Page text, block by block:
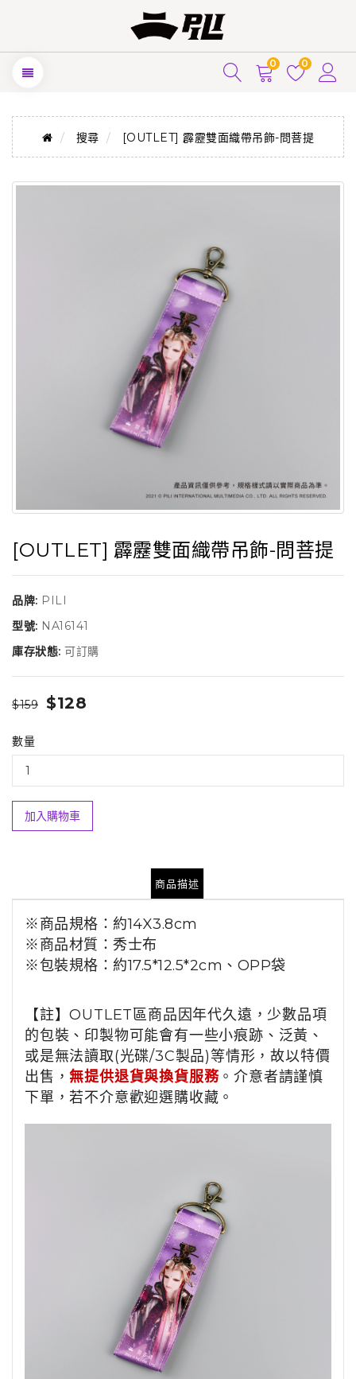
0 0
搜尋 [OUTLET] 霹靂雙面織帶吊飾-問菩提
[OUTLET] 霹靂雙面織帶吊飾-問菩提
品牌: PILI
型號: NA16141
庫存狀態: 可訂購
$159 $128
數量
加入購物車
商品描述
※商品規格：約14X3.8cm
※商品材質：秀士布
※包裝規格 ：約17.5*12.5*2cm、OPP袋
【註】OUTLET區商品因年代久遠，少數品項
的包裝、印製物可能會有一些小痕跡、泛黃、
或是無法讀取(光碟/3C製品)等情形，故以特價
出售，無提供退貨與換貨服務。介意者請謹慎
下單，若不介意歡迎選購收藏。